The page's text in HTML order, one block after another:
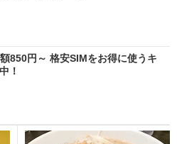
850円～ 格安SIMをお得に使うキ
！